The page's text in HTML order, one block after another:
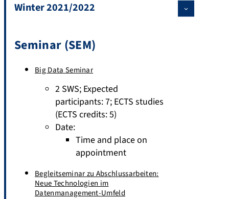
Winter 2021/2022
Seminar (SEM)
Big Data Seminar
2 SWS; Expected
participants: 7; ECTS studies
(ECTS credits: 5)
Date:
Time and place on
appointment
Begleitseminar zu Abschlussarbeiten:
Neue Technologien im
Datenmanagement-Umfeld